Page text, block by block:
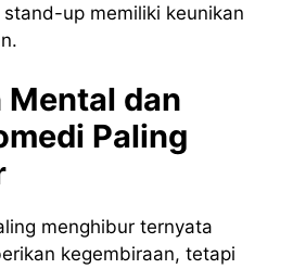
up memiliki keunikan
Mental dan
Paling
menghibur ternyata
kegembiraan, tetapi